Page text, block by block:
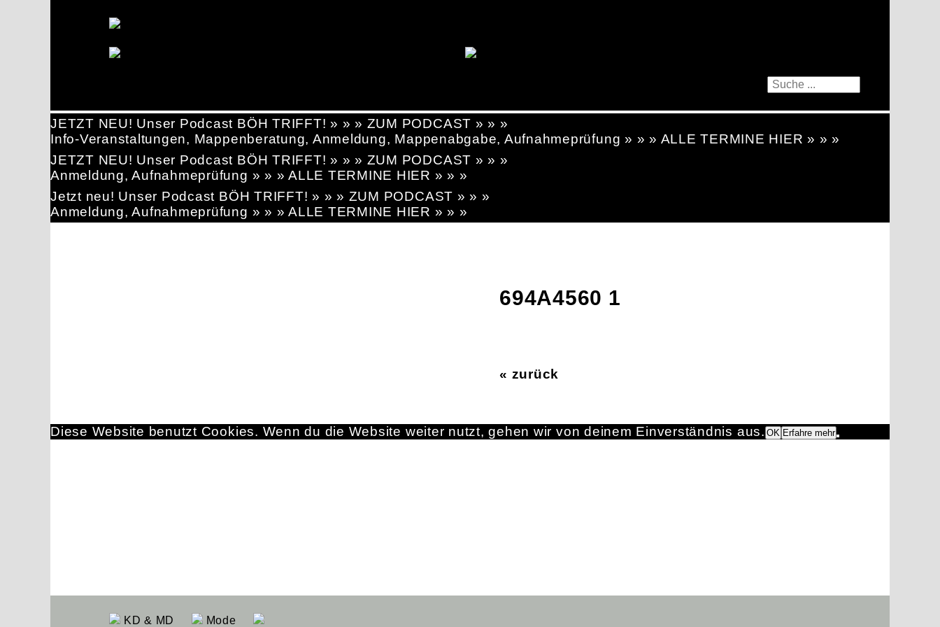
JETZT NEU! Unser Podcast BÖH TRIFFT! » » » ZUM PODCAST » » »
Info-Veranstaltungen, Mappenberatung, Anmeldung, Mappenabgabe, Aufnahmeprüfung » » » ALLE TERMINE HIER » » »
JETZT NEU! Unser Podcast BÖH TRIFFT! » » » ZUM PODCAST » » »
Anmeldung, Aufnahmeprüfung » » » ALLE TERMINE HIER » » »
Jetzt neu! Unser Podcast BÖH TRIFFT! » » » ZUM PODCAST » » »
Anmeldung, Aufnahmeprüfung » » » ALLE TERMINE HIER » » »
694A4560 1
« zurück
KD & MD Mode
Diese Website benutzt Cookies. Wenn du die Website weiter nutzt, gehen wir von deinem Einverständnis aus. OK Erfahre mehr